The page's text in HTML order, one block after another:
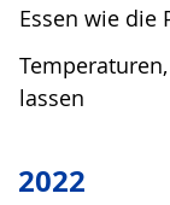
Essen wie die
lassen
2022